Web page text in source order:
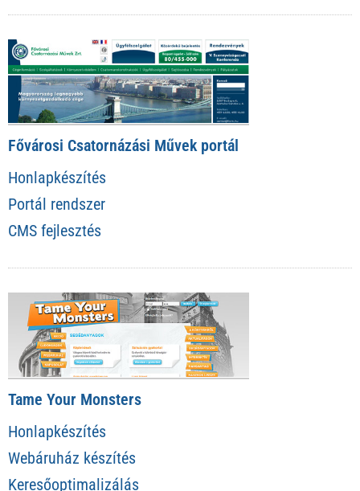
Fővárosi Csatornázási Művek portál
Honlapkészítés
Portál rendszer
CMS fejlesztés
Tame Your Monsters
Honlapkészítés
Webáruház készítés
Keresőoptimalizálás